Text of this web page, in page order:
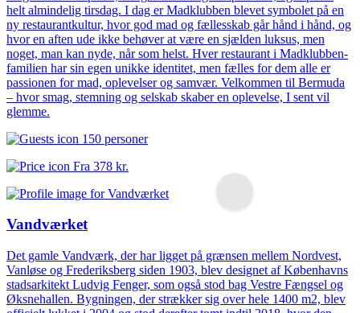
helt almindelig tirsdag. I dag er Madklubben blevet symbolet på en
ny restaurantkultur, hvor god mad og fællesskab går hånd i hånd, og
hvor en aften ude ikke behøver at være en sjælden luksus, men
noget, man kan nyde, når som helst. Hver restaurant i Madklubben-
familien har sin egen unikke identitet, men fælles for dem alle er
passionen for mad, oplevelser og samvær. Velkommen til Bermuda
– hvor smag, stemning og selskab skaber en oplevelse, I sent vil
glemme.
150 personer
Fra 378 kr.
Vandværket
Det gamle Vandværk, der har ligget på grænsen mellem Nordvest,
Vanløse og Frederiksberg siden 1903, blev designet af Københavns
stadsarkitekt Ludvig Fenger, som også stod bag Vestre Fængsel og
Øksnehallen. Bygningen, der strækker sig over hele 1400 m2, blev